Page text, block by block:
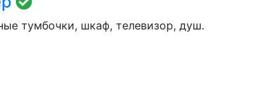
тумбочки, шкаф, телевизор, душ.